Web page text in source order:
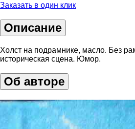
Заказать в один клик
Описание
Холст на подрамнике, масло. Без
историческая сцена. Юмор.
Об авторе